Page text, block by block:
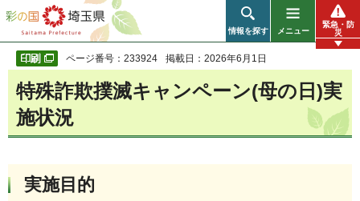
彩の国 埼玉県
情報を探す メニュー
緊急・防
災
ページ番号：233924 掲載日：2026年6月1日
特殊詐欺撲滅キャンペーン(母の日)実
施状況
実施目的